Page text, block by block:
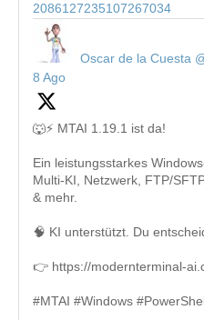
2086127235107267034
Oscar de la Cuesta
8 Ago
🐺⚡ MTAI 1.19.1 ist da!
Ein leistungsstarkes
Multi-KI, Netzwerk, FTP/
& mehr.
🧠 KI unterstützt. Du
👉 https://modernterminal-
#MTAI #Windows